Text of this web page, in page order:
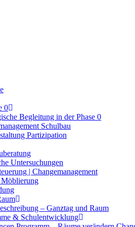
0
Begleitung in der Phase 0
Schulbau
Partizipation
Untersuchungen
| Changemanagement
– Ganztag und Raum
& Schulentwicklung